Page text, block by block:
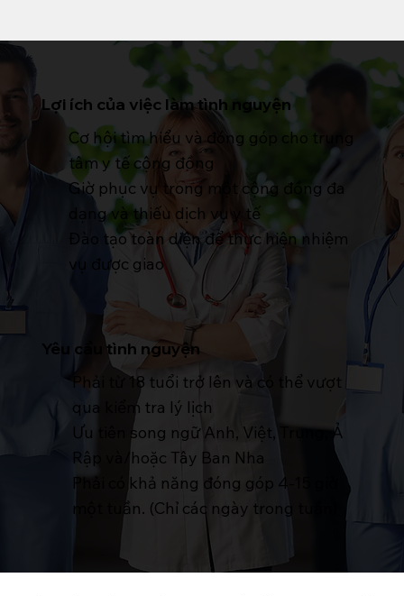
Lợi ích của việc làm tình nguyện
Cơ hội tìm hiểu và đóng góp cho trung
tâm y tế cộng đồng
Giờ phục vụ trong một cộng đồng đa
dạng và thiếu dịch vụ y tế
Đào tạo toàn diện để thực hiện nhiệm
vụ được giao
Yêu cầu tình nguyện
Phải từ 18 tuổi trở lên và có thể vượt
qua kiểm tra lý lịch
Ưu tiên song ngữ Anh, Việt, Trung, Ả
Rập và/hoặc Tây Ban Nha
Phải có khả năng đóng góp 4-15 giờ
một tuần. (Chỉ các ngày trong tuần)